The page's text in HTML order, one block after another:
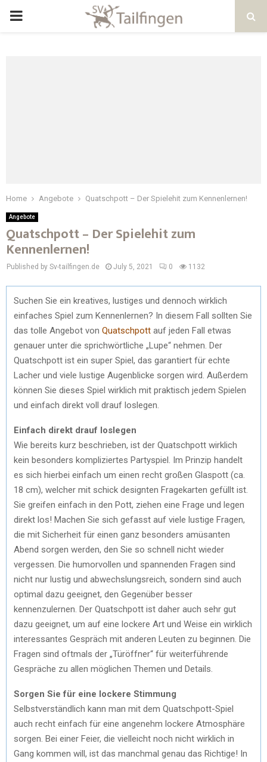
Home Angebote Quatschpott – Der Spielehit zum Kennenlernen!
Angebote
Quatschpott – Der Spielehit zum
Kennenlernen!
Published by Sv-tailfingen.de July 5, 2021 0 1132
Suchen Sie ein kreatives, lustiges und dennoch wirklich
einfaches Spiel zum Kennenlernen? In diesem Fall sollten Sie
das tolle Angebot von Quatschpott auf jeden Fall etwas
genauer unter die sprichwörtliche „Lupe“ nehmen. Der
Quatschpott ist ein super Spiel, das garantiert für echte
Lacher und viele lustige Augenblicke sorgen wird. Außerdem
können Sie dieses Spiel wirklich mit praktisch jedem Spielen
und einfach direkt voll drauf loslegen.
Einfach direkt drauf loslegen
Wie bereits kurz beschrieben, ist der Quatschpott wirklich
kein besonders kompliziertes Partyspiel. Im Prinzip handelt
es sich hierbei einfach um einen recht großen Glaspott (ca.
18 cm), welcher mit schick designten Fragekarten gefüllt ist.
Sie greifen einfach in den Pott, ziehen eine Frage und legen
direkt los! Machen Sie sich gefasst auf viele lustige Fragen,
die mit Sicherheit für einen ganz besonders amüsanten
Abend sorgen werden, den Sie so schnell nicht wieder
vergessen. Die humorvollen und spannenden Fragen sind
nicht nur lustig und abwechslungsreich, sondern sind auch
optimal dazu geeignet, den Gegenüber besser
kennenzulernen. Der Quatschpott ist daher auch sehr gut
dazu geeignet, um auf eine lockere Art und Weise ein wirklich
interessantes Gespräch mit anderen Leuten zu beginnen. Die
Fragen sind oftmals der „Türöffner“ für weiterführende
Gespräche zu allen möglichen Themen und Details.
Sorgen Sie für eine lockere Stimmung
Selbstverständlich kann man mit dem Quatschpott-Spiel
auch recht einfach für eine angenehm lockere Atmosphäre
sorgen. Bei einer Feier, die vielleicht noch nicht wirklich in
Gang kommen will, ist das manchmal genau das Richtige! In